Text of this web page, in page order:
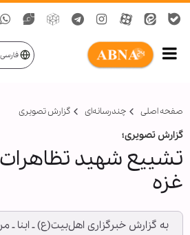
فارسی
صفحه اصلی چندرسانه‌ای گزارش تصويری
گزارش تصویری؛
تشییع شهید
غزه
به گزارش خبرگزاری اهل‌بیت(ع) ـ ابنا ـ